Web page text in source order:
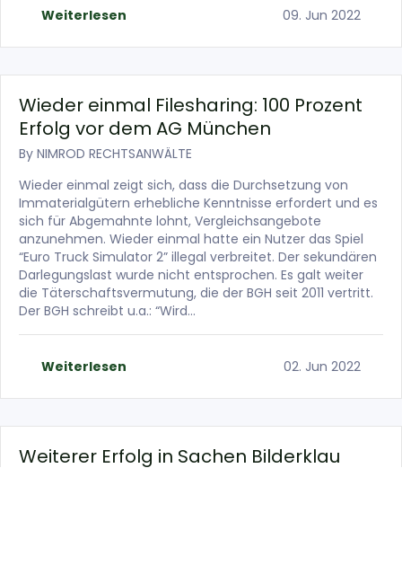
Weiterlesen 09. Jun 2022
Wieder einmal Filesharing: 100 Prozent
Erfolg vor dem AG München
By NIMROD RECHTSANWÄLTE
Wieder einmal zeigt sich, dass die Durchsetzung von
Immaterialgütern erhebliche Kenntnisse erfordert und es
sich für Abgemahnte lohnt, Vergleichsangebote
anzunehmen. Wieder einmal hatte ein Nutzer das Spiel
“Euro Truck Simulator 2” illegal verbreitet. Der sekundären
Darlegungslast wurde nicht entsprochen. Es galt weiter
die Täterschaftsvermutung, die der BGH seit 2011 vertritt.
Der BGH schreibt u.a.: “Wird…
Weiterlesen 02. Jun 2022
Weiterer Erfolg in Sachen Bilderklau